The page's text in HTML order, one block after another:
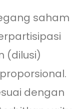
saham
(dilusi)
dengan